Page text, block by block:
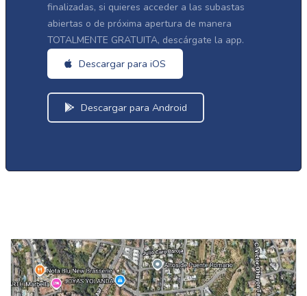
finalizadas, si quieres acceder a las subastas
abiertas o de próxima apertura de manera
TOTALMENTE GRATUITA, descárgate la app.
Descargar para iOS
Descargar para Android